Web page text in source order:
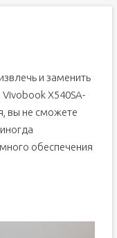
и заменить
X540SA-
вы не сможете
обеспечения